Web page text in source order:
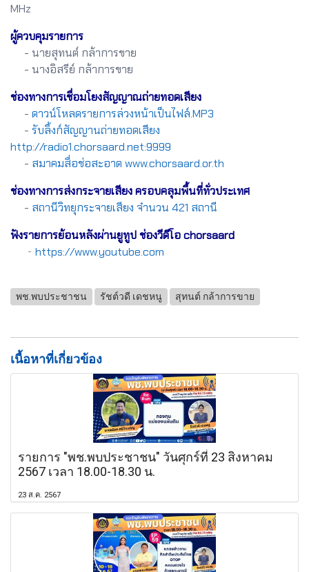
MHz
ผู้ควบคุมรายการ
- นายสุทนต์ กล้าการขาย
- นางอิสรีย์ กล้าการขาย
ช่องทางการเชื่อมโยงสัญญาณถ่ายทอดเสียง
- ดาวน์โหลดรายการล่วงหน้าเป็นไฟล์.MP3
- รับลิ้งก์สัญญานถ่ายทอดเสียง
http://radio1.chorsaard.net:9999
- สมาคมสื่อช่อสะอาด www.chorsaard.or.th
ช่องทางการส่งกระจายเสียง ครอบคลุมพื้นที่ทั่วประเทศ
- สถานีวิทยุกระจายเสียง จำนวน 421 สถานี
ฟังรายการย้อนหลังผ่านยูทูป ช่องวีดีโอ chorsaard
- https://www.youtube.com
พช.พบประชาชน รัชต์วดี เดชหนู สุทนต์ กล้าการขาย
เนื้อหาที่เกี่ยวข้อง
รายการ "พช.พบประชาชน" วันศุกร์ที่ 23 สิงหาคม
2567 เวลา 18.00-18.30 น.
23 ส.ค. 2567